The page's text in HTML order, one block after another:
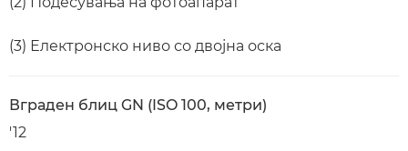
(3) Електронско ниво со двојна оска
Вграден блиц GN (ISO 100, метри)
'12